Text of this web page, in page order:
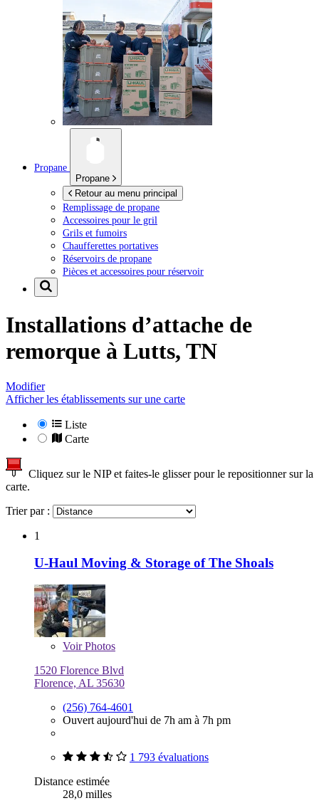
Propane
Propane
Retour au menu principal
Remplissage de propane
Accessoires pour le gril
Grils et fumoirs
Chaufferettes portatives
Réservoirs de propane
Pièces et accessoires pour réservoir
Installations d’attache de
remorque à Lutts, TN
Modifier
Afficher les établissements sur une carte
Liste
Carte
Cliquez sur le NIP et faites-le glisser pour le repositionner sur la
carte.
Trier par :
1
U-Haul Moving & Storage of The Shoals
VoirPhotos
1520 Florence Blvd
Florence, AL 35630
(256) 764-4601
Ouvert aujourd'hui de 7h am à 7h pm
1 793 évaluations
Distance estimée
28,0 milles